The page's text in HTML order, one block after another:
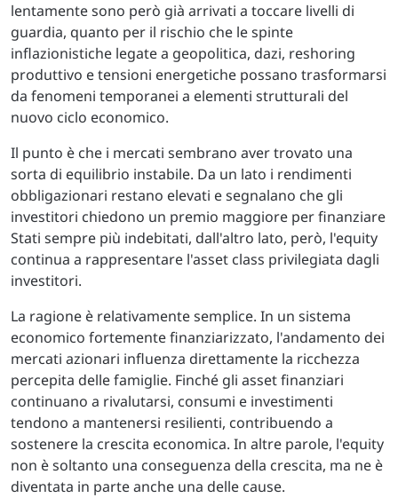
lentamente sono però già arrivati a toccare livelli di
guardia, quanto per il rischio che le spinte
inflazionistiche legate a geopolitica, dazi, reshoring
produttivo e tensioni energetiche possano trasformarsi
da fenomeni temporanei a elementi strutturali del
nuovo ciclo economico.
Il punto è che i mercati sembrano aver trovato una
sorta di equilibrio instabile. Da un lato i rendimenti
obbligazionari restano elevati e segnalano che gli
investitori chiedono un premio maggiore per finanziare
Stati sempre più indebitati, dall'altro lato, però, l'equity
continua a rappresentare l'asset class privilegiata dagli
investitori.
La ragione è relativamente semplice. In un sistema
economico fortemente finanziarizzato, l'andamento dei
mercati azionari influenza direttamente la ricchezza
percepita delle famiglie. Finché gli asset finanziari
continuano a rivalutarsi, consumi e investimenti
tendono a mantenersi resilienti, contribuendo a
sostenere la crescita economica. In altre parole, l'equity
non è soltanto una conseguenza della crescita, ma ne è
diventata in parte anche una delle cause.